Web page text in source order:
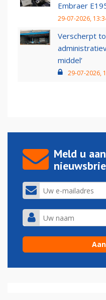
Embraer
29-07-2026,
Verscherpt
middel’
29-07-2026,
Meld u